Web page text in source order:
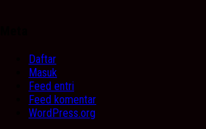
Daftar
Masuk
Feed entri
Feed komentar
WordPress.org